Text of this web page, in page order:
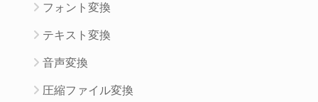
フォント変換
テキスト変換
音声変換
圧縮ファイル変換